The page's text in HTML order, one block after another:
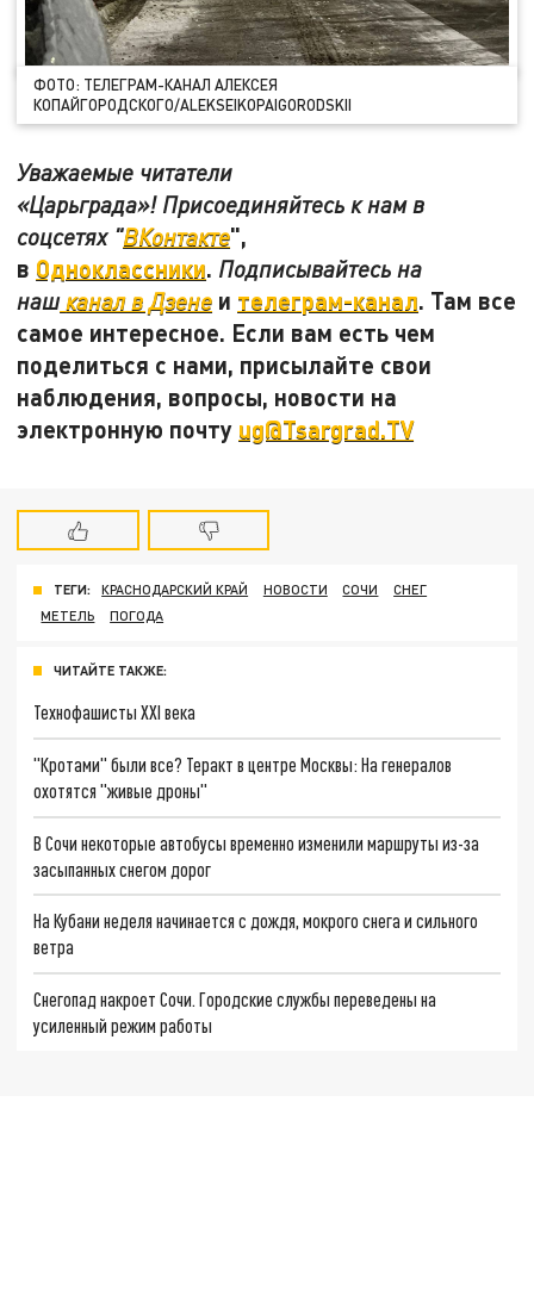
ФОТО: ТЕЛЕГРАМ-КАНАЛ АЛЕКСЕЯ
КОПАЙГОРОДСКОГО/ALEKSEIKOPAIGORODSKII
Уважаемые читатели
«Царьграда»! Присоединяйтесь к нам в
соцсетях "ВКонтакте",
в Одноклассники. Подписывайтесь на
наш канал в Дзене и телеграм-канал. Там все
самое интересное. Если вам есть чем
поделиться с нами, присылайте свои
наблюдения, вопросы, новости на
электронную почту ug@Tsargrad.TV
ТЕГИ: КРАСНОДАРСКИЙ КРАЙ НОВОСТИ СОЧИ
СНЕГ
МЕТЕЛЬ
ПОГОДА
ЧИТАЙТЕ ТАКЖЕ:
Технофашисты XXI века
"Кротами" были все? Теракт в центре Москвы: На генералов
охотятся "живые дроны"
В Сочи некоторые автобусы временно изменили маршруты из-за
засыпанных снегом дорог
На Кубани неделя начинается с дождя, мокрого снега и сильного
ветра
Снегопад накроет Сочи. Городские службы переведены на
усиленный режим работы